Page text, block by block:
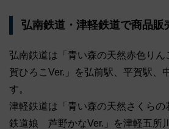
弘南鉄道・津軽鉄道で商品販
弘南鉄道は「青い森の天然赤色り
賀ひろこVer.」を弘前駅、平賀駅、
す。
津軽鉄道は「青い森の天然さくら
鉄道娘 芦野かなVer.」を津軽五所